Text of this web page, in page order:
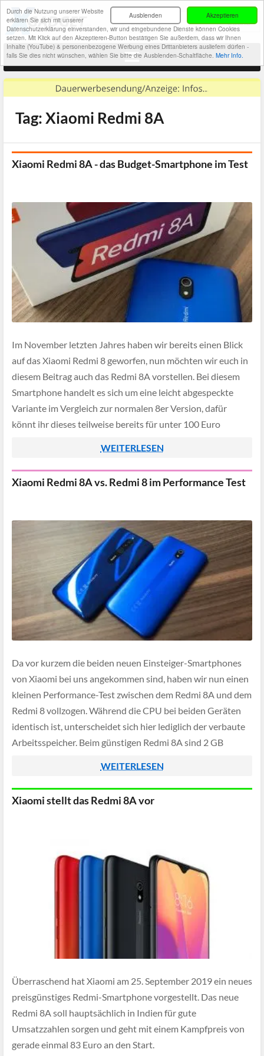
Akzeptieren
Ausblenden
Durch die Nutzung unserer Website
erklären Sie sich mit unserer
Datenschutzerklärung einverstanden, wir und eingebundene Dienste können Cookies
setzen. Mit Klick auf den Akzeptieren-Button bestätigen Sie außerdem, dass wir Ihnen
Inhalte (YouTube) & personenbezogene Werbung eines Drittanbieters ausliefern dürfen -
falls Sie dies nicht wünschen, wählen Sie bitte die Ausblenden-Schaltfläche. Mehr Info.
Tag: Xiaomi Redmi 8A
Xiaomi Redmi 8A - das Budget-Smartphone im Test
Im November letzten Jahres haben wir bereits einen Blick
auf das Xiaomi Redmi 8 geworfen, nun möchten wir euch in
diesem Beitrag auch das Redmi 8A vorstellen. Bei diesem
Smartphone handelt es sich um eine leicht abgespeckte
Variante im Vergleich zur normalen 8er Version, dafür
könnt ihr dieses teilweise bereits für unter 100 Euro
WEITERLESEN
Xiaomi Redmi 8A vs. Redmi 8 im Performance Test
Da vor kurzem die beiden neuen Einsteiger-Smartphones
von Xiaomi bei uns angekommen sind, haben wir nun einen
kleinen Performance-Test zwischen dem Redmi 8A und dem
Redmi 8 vollzogen. Während die CPU bei beiden Geräten
identisch ist, unterscheidet sich hier lediglich der verbaute
Arbeitsspeicher. Beim günstigen Redmi 8A sind 2 GB
WEITERLESEN
Xiaomi stellt das Redmi 8A vor
Überraschend hat Xiaomi am 25. September 2019 ein neues
preisgünstiges Redmi-Smartphone vorgestellt. Das neue
Redmi 8A soll hauptsächlich in Indien für gute
Umsatzzahlen sorgen und geht mit einem Kampfpreis von
gerade einmal 83 Euro an den Start.